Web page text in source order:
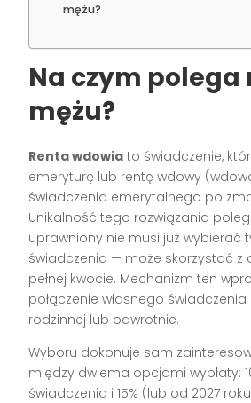
mężu?
Na czym polega
mężu?
Renta wdowia to świadczenie,
emeryturę lub rentę wdowy
świadczenia emerytalnego po
Unikalność tego rozwiązania
uprawniony nie musi już wybierać
świadczenia — może skorzystać z
pełnej kwocie. Mechanizm ten
połączenie własnego
rodzinnej lub odwrotnie.
Wyboru dokonuje sam
między dwiema opcjami wypłaty:
świadczenia i 15% (lub od 2027